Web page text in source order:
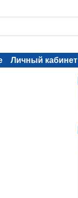
Личный кабинет